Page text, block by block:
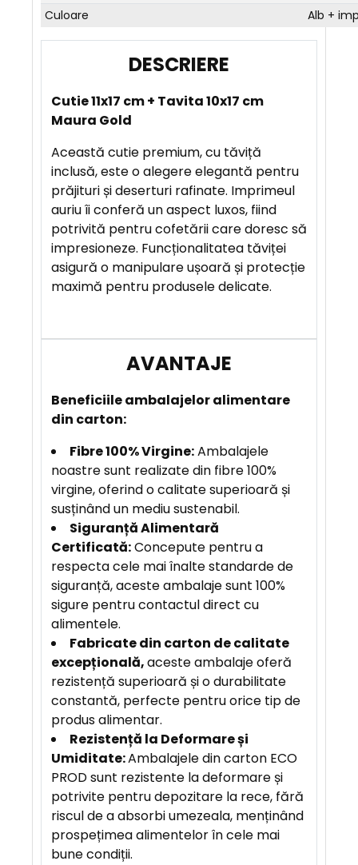
Culoare Alb +
S
C
R
I
E
R
E
N
J
E
Cutie 11x17 cm + Tavita 10x17 cm
Maura Gold
Această cutie premium, cu tăviță
inclusă, este o alegere elegantă pentru
prăjituri și deserturi rafinate. Imprimeul
auriu îi conferă un aspect luxos, fiind
potrivită pentru cofetării care doresc să
impresioneze. Funcționalitatea tăviței
asigură o manipulare ușoară și protecție
maximă pentru produsele delicate.
Beneficiileambalajelor alimentare
din carton:
Fibre 100% Virgine:Ambalajele
noastre sunt realizate din fibre 100%
virgine, oferind o calitate superioară și
susținând un mediu sustenabil.
Siguranță Alimentară
Certificată:Concepute pentru a
respecta cele mai înalte standarde de
siguranță, aceste ambalaje sunt 100%
sigure pentru contactul direct cu
alimentele.
Fabricate din carton de calitate
excepțională,aceste ambalaje oferă
rezistență superioară și o durabilitate
constantă, perfecte pentru orice tip de
produs alimentar.
Rezistență la Deformare și
Umiditate:Ambalajele din carton ECO
PROD sunt rezistente la deformare și
potrivite pentru depozitare la rece, fără
riscul de a absorbi umezeala, menținând
prospețimea alimentelor în cele mai
bune condiții.